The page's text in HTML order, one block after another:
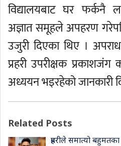
विद्यालयबाट घर फर्कनै
अज्ञात समूहले अपहरण
उजुरी दिएका थिए ।
प्रहरी उपरीक्षक
अध्ययन भइरहेको जानकारी
Related Posts
प्रहरीले समात्यो